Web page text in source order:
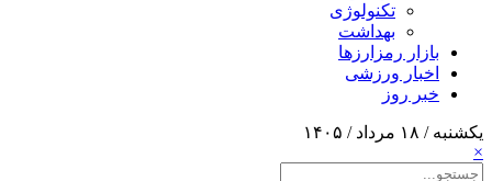
تکنولوژی
بهداشت
بازار رمزارزها
اخبار ورزشی
خبر روز
یکشنبه / ۱۸ مرداد / ۱۴۰۵
×